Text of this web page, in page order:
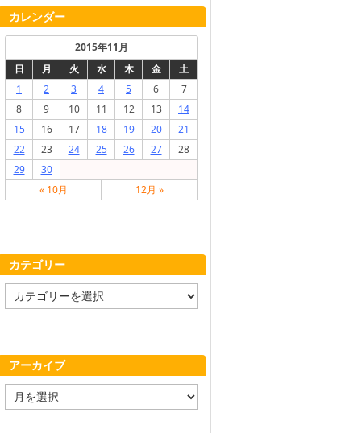
カレンダー
2015年11月
日
月 火 水 木 金
土
1
2 3 4 5 6
7
8
9 10 11 12 13
14
15
16 17 18 19 20
21
22
23 24 25 26 27
28
29
30
« 10月
12月 »
カテゴリー
テ
ー
アーカイブ
ー